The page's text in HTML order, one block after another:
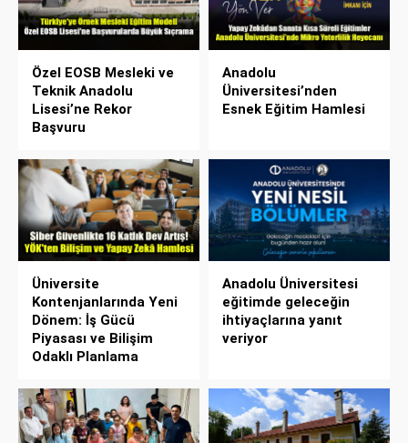
Özel EOSB Mesleki ve
Teknik Anadolu
Lisesi’ne Rekor
Başvuru
Anadolu
Üniversitesi’nden
Esnek Eğitim Hamlesi
Üniversite
Kontenjanlarında Yeni
Dönem: İş Gücü
Piyasası ve Bilişim
Odaklı Planlama
Anadolu Üniversitesi
eğitimde geleceğin
ihtiyaçlarına yanıt
veriyor